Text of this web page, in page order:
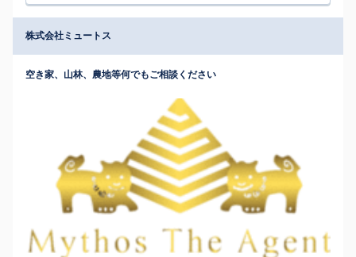
株式会社ミュートス
空き家、山林、農地等何でもご相談ください